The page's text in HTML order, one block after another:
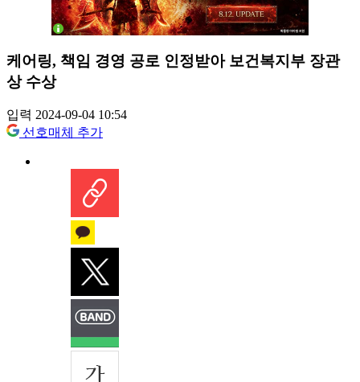
케어링, 책임 경영 공로 인정받아 보건복지부 장관
상 수상
입력 2024-09-04 10:54
선호매체 추가